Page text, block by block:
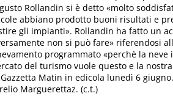
Rollandin si è detto «molto
abbiano prodotto buoni risultati e
gli impianti». Rollandin ha fatto un
non si può fare» riferendosi
programmato «perchè la neve
del turismo vuole questo e la
Matin in edicola lunedì 6
Marguerettaz. (c.t.)